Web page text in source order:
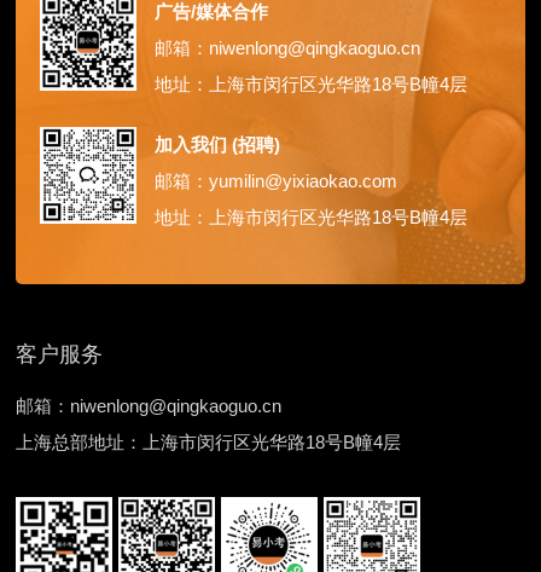
广告/媒体合作
邮箱：niwenlong@qingkaoguo.cn
地址：上海市闵行区光华路18号B幢4层
加入我们 (招聘)
邮箱：yumilin@yixiaokao.com
地址：上海市闵行区光华路18号B幢4层
客户服务
邮箱：niwenlong@qingkaoguo.cn
上海总部地址：上海市闵行区光华路18号B幢4层